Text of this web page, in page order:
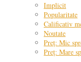
Implicit
Popularitate
Calificativ
Noutate
Preț: Mic
Preț: Mare